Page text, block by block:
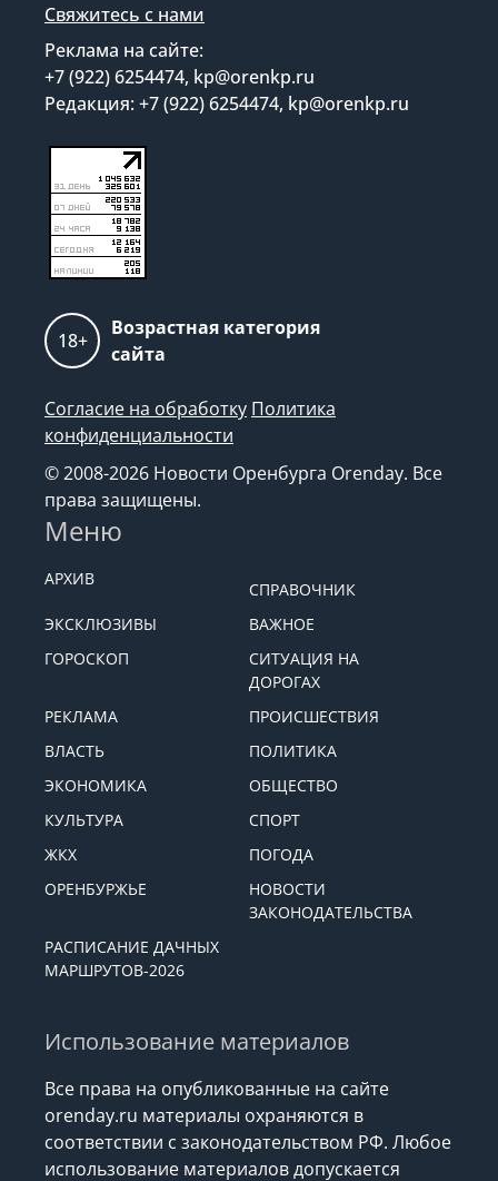
Свяжитесь с нами
Реклама на сайте:
+7 (922) 6254474, kp@orenkp.ru
Редакция: +7 (922) 6254474, kp@orenkp.ru
18+
Возрастная категория
сайта
Согласие на обработку Политика
конфиденциальности
© 2008-2026 Новости Оренбурга Orenday. Все
права защищены.
Меню
АРХИВ
СПРАВОЧНИК
ЭКСКЛЮЗИВЫ
ВАЖНОЕ
ГОРОСКОП
СИТУАЦИЯ НА
ДОРОГАХ
РЕКЛАМА
ПРОИСШЕСТВИЯ
ВЛАСТЬ
ПОЛИТИКА
ЭКОНОМИКА
ОБЩЕСТВО
КУЛЬТУРА
СПОРТ
ЖКХ
ПОГОДА
ОРЕНБУРЖЬЕ
НОВОСТИ
ЗАКОНОДАТЕЛЬСТВА
РАСПИСАНИЕ ДАЧНЫХ
МАРШРУТОВ-2026
Использование материалов
Все права на опубликованные на сайте
orenday.ru материалы охраняются в
соответствии с законодательством РФ. Любое
использование материалов допускается